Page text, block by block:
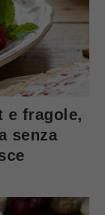
e fragole,
senza